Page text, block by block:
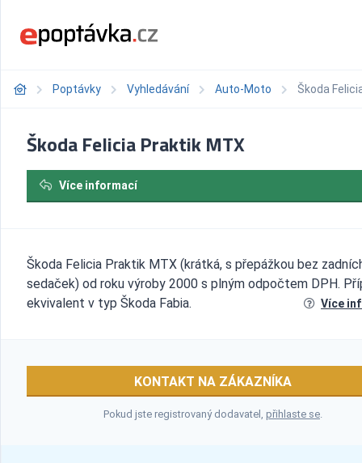
Poptávky Vyhledávání Auto-Moto Škoda
Škoda Felicia Praktik MTX
Více informací
Škoda Felicia Praktik MTX (krátká, s přepážkou bez
sedaček) od roku výroby 2000 s plným odpočtem DPH.
ekvivalent v typ Škoda Fabia.
Více
KONTAKT NA ZÁKAZNÍKA
Pokud jste registrovaný dodavatel, přihlaste se.